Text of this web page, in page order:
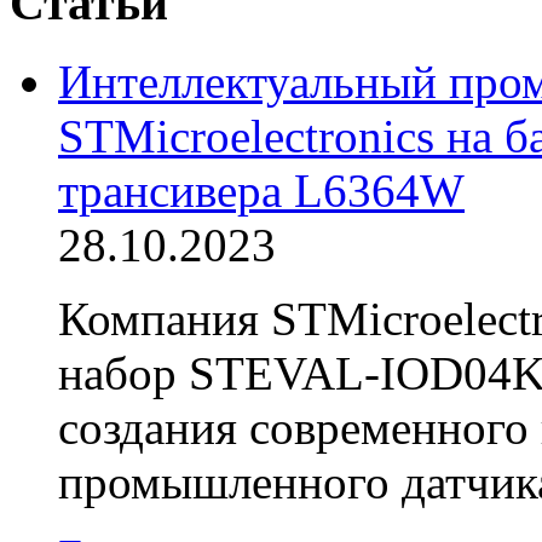
Интеллектуальный
STMicroelectronics на
трансивера L6364W
28.10.2023
Компания
набор STEVAL-
создания
промышленного